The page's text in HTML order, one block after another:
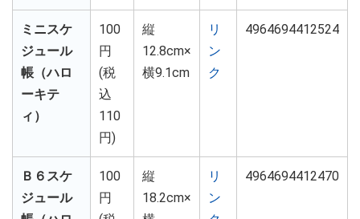
ミニスケ
ジュール
帳（ハロ
ーキテ
ィ）
100
円
(税
込
110
円)
縦
12.8cm×
横9.1cm
リ
ン
ク
4964694412524
Ｂ６スケ
ジュール
100
円
縦
18.2cm×
リ
ン
4964694412470